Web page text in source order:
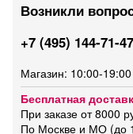
Возникли
+7 (495) 144-71-47
Магазин: 10:00-
Бесплатная
При заказе от 8000
По Москве и МО (до